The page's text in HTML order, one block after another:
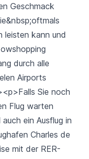
Geschmack
leisten kann und
durch alle
Airports
Sie noch
Flug warten
ein Ausflug in
Charles de
mit der RER-